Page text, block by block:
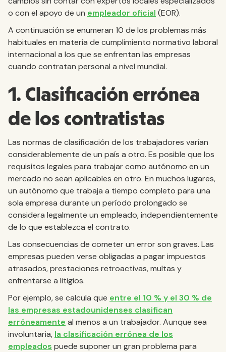
o con el apoyo de un empleador oficial (EOR).
A continuación se enumeran 10 de los problemas más
habituales en materia de cumplimiento normativo laboral
internacional a los que se enfrentan las empresas
cuando contratan personal a nivel mundial.
1. Clasificación errónea
de los contratistas
Las normas de clasificación de los trabajadores varían
considerablemente de un país a otro. Es posible que los
requisitos legales para trabajar como autónomo en un
mercado no sean aplicables en otro. En muchos lugares,
un autónomo que trabaja a tiempo completo para una
sola empresa durante un período prolongado se
considera legalmente un empleado, independientemente
de lo que establezca el contrato.
Las consecuencias de cometer un error son graves. Las
empresas pueden verse obligadas a pagar impuestos
atrasados, prestaciones retroactivas, multas y
enfrentarse a litigios.
Por ejemplo, se calcula que entre el 10 % y el 30 % de
las empresas estadounidenses clasifican
erróneamente al menos a un trabajador. Aunque sea
involuntaria, la clasificación errónea de los
empleados puede suponer un gran problema para